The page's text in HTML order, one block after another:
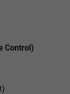
Control)